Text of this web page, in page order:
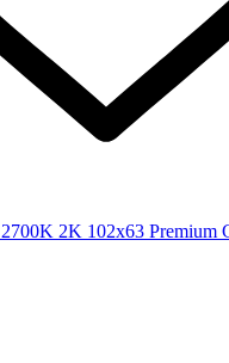
2K 102x63 Premium